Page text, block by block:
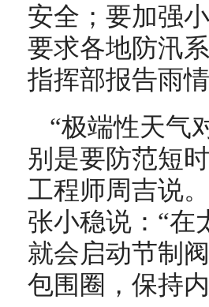
安全；要加强
要求各地防汛
指挥部报告雨
“极端性天气
别是要防范短
工程师周吉说
张小稳说：“在
就会启动节制
包围圈，保持